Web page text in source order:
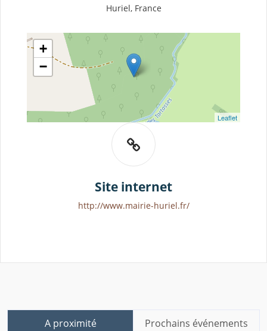
Huriel, France
+
−
Leaflet
Site internet
http://www.mairie-huriel.fr/
A proximité Prochains événements